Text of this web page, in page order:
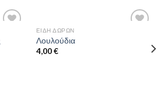
ΕΊΔΗ ΔΏΡΩΝ
Λουλούδια
4,00€